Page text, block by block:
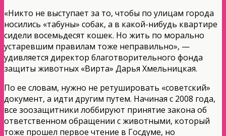
«Никто не выступает за то, чтобы по улицам города
носились «табуны» собак, а в какой-нибудь квартире
сидели восемьдесят кошек. Но жить по морально
устаревшим правилам тоже неправильно», —
удивляется директор благотворительного фонда
защиты животных «Вирта» Дарья Хмельницкая.
По ее словам, нужно не ретушировать «советский»
документ, а идти другим путем. Начиная с 2008 года,
все зоозащитники лоббируют принятие закона об
ответственном обращении с животными, который
тоже прошел первое чтение в Госдуме, но